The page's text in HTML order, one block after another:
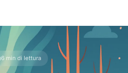
6 min di lettura